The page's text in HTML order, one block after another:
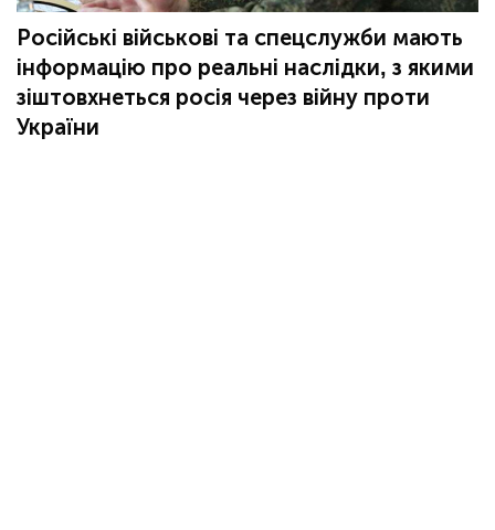
Російські військові та спецслужби мають
інформацію про реальні наслідки, з якими
зіштовхнеться росія через війну проти
України